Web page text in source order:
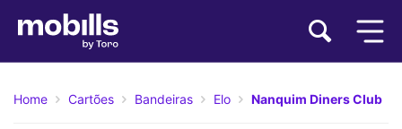
Home Cartões Bandeiras Elo Nanquim Diners Club